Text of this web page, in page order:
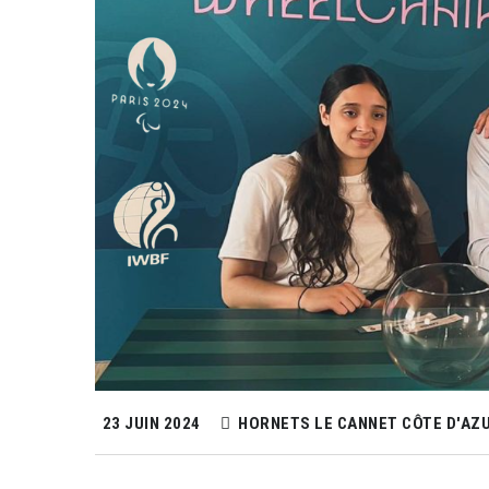
23 JUIN 2024 HORNETS LE CANNET CÔTE